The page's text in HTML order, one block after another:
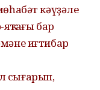
кәүҙәле
бар
иғтибар
сығарып,